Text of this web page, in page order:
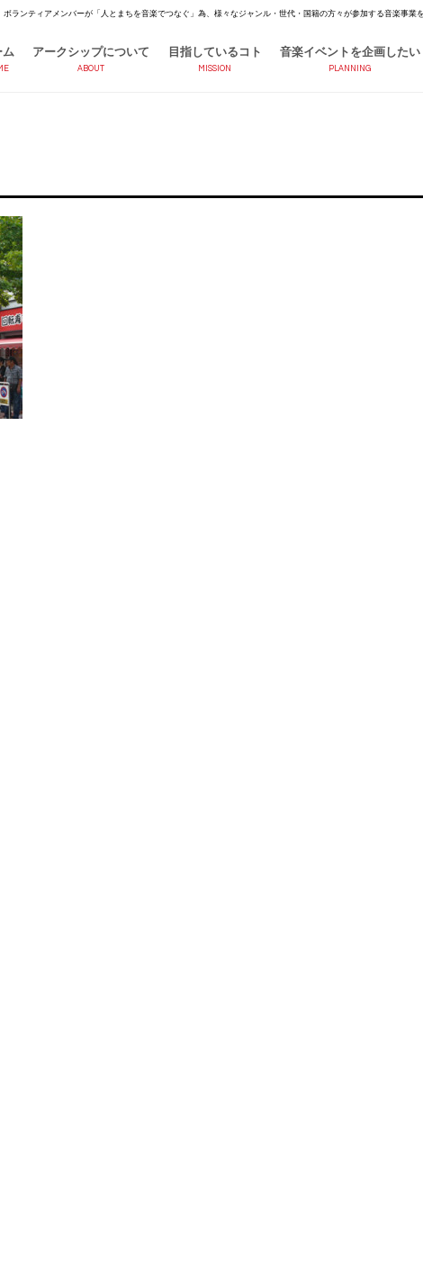
ランティアメンバーが「人とまちを音楽でつなぐ」為、様々なジャンル・世代・国籍の方々が参加する音楽事業
ム アークシップについて
ABOUT
目指しているコト
MISSION
音楽イベントを企画したい
PLANNING